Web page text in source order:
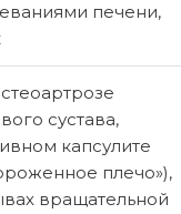
печени,
сустава,
капсулите
плечо»),
вращательной